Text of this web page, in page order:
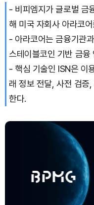
- 비피엠지가 글로벌 금
해 미국 자회사 아라코
- 아라코어는 금융기관
스테이블코인 기반 금융
- 핵심 기술인 ISN은 이
래 정보 전달, 사전 검증
한다.